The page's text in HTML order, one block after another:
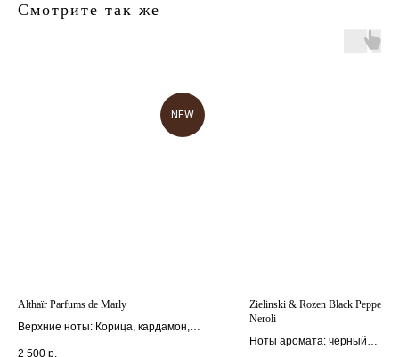
Смотрите так же
NEW
Althaïr Parfums de Marly
Верхние ноты: Корица, кардамон,
2 500 р.
Zielinski & Rozen Black Pepper &
Neroli
Ноты аромата: чёрный